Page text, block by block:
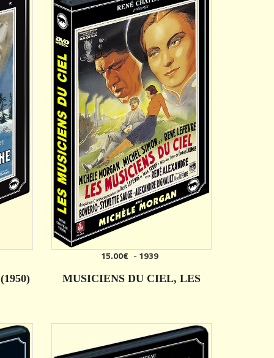
15.00€ -1939
MUSICIENS DU CIEL, LES